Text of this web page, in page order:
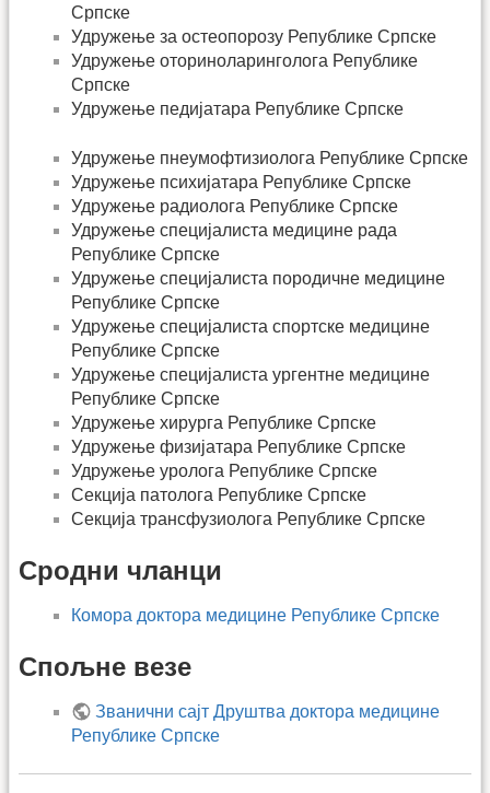
Српске
Удружење за остеопорозу Републике Српске
Удружење оториноларинголога Републике
Српске
Удружење педијатара Републике Српске
Удружење пнеумофтизиолога Републике Српске
Удружење психијатара Републике Српске
Удружење радиолога Републике Српске
Удружење специјалиста медицине рада
Републике Српске
Удружење специјалиста породичне медицине
Републике Српске
Удружење специјалиста спортске медицине
Републике Српске
Удружење специјалиста ургентне медицине
Републике Српске
Удружење хирурга Републике Српске
Удружење физијатара Републике Српске
Удружење уролога Републике Српске
Секција патолога Републике Српске
Секција трансфузиолога Републике Српске
Сродни чланци
Комора доктора медицине Републике Српске
Спољне везе
Званични сајт Друштва доктора медицине
Републике Српске